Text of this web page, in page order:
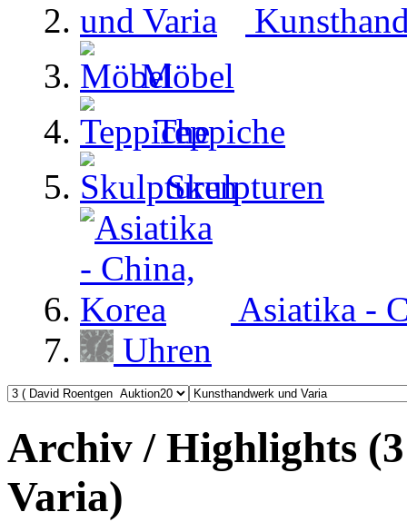
Möbel
Teppiche
Skulpturen
Asiatika -
Uhren
Archiv / Highlights
Varia)